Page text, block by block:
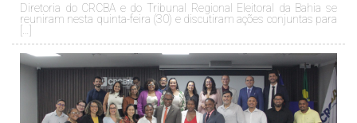
Diretoria do CRCBA e do Tribunal Regional Eleitoral da Bahia se
reuniram nesta quinta-feira (30) e discutiram ações conjuntas para